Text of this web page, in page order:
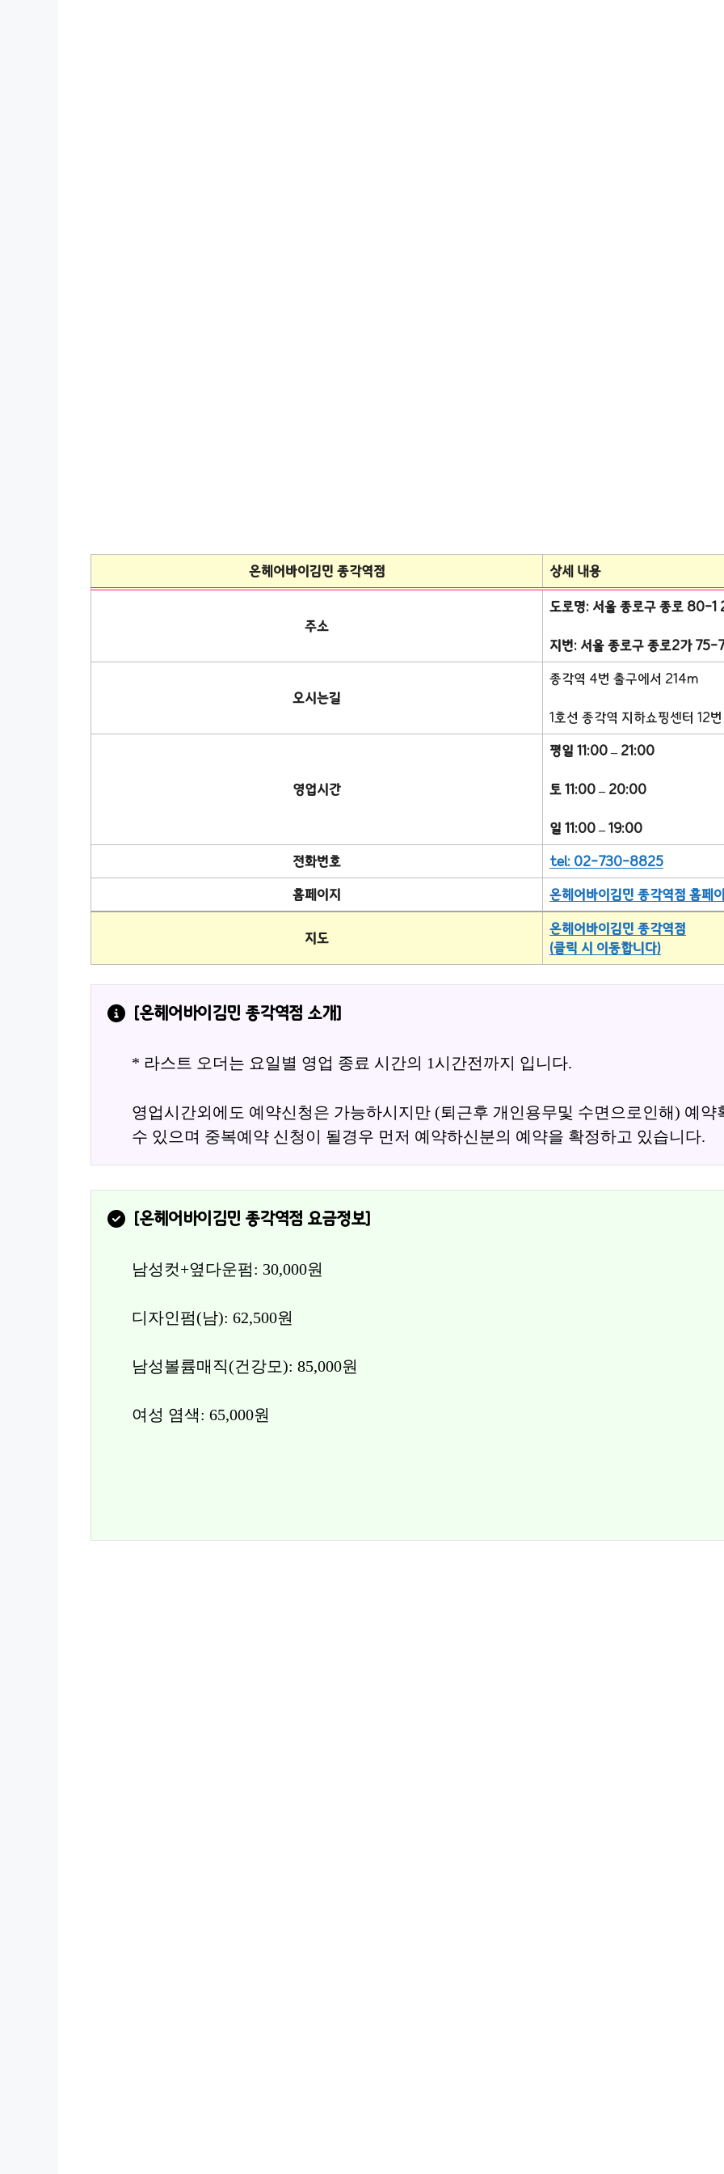
온헤어바이김민 종각역점 상세 내용
주소
도로명: 서울 종로구 종로 80-1
지번: 서울 종로구 종로2가 75-7
오시는길
종각역 4번 출구에서 214m
1호선 종각역 지하쇼핑센터 12
영업시간
평일 11:00 – 21:00
토 11:00 – 20:00
일 11:00 – 19:00
전화번호
tel: 02-730-8825
홈페이지
온헤어바이김민 종각역점 홈페
지도
온헤어바이김민 종각역점
(클릭 시 이동합니다)
[온헤어바이김민 종각역점 소개]
* 라스트 오더는 요일별 영업 종료 시간의 1시간전까지 입니다.
영업시간외에도 예약신청은 가능하시지만 (퇴근후 개인용무및 수면으로인해) 예
수 있으며 중복예약 신청이 될경우 먼저 예약하신분의 예약을 확정하고 있습니다.
[온헤어바이김민 종각역점 요금정보]
남성컷+옆다운펌: 30,000원
디자인펌(남): 62,500원
남성볼륨매직(건강모): 85,000원
여성 염색: 65,000원